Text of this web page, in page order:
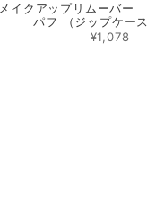
メイクアップリムーバー
パフ （ジップケース
¥1,078